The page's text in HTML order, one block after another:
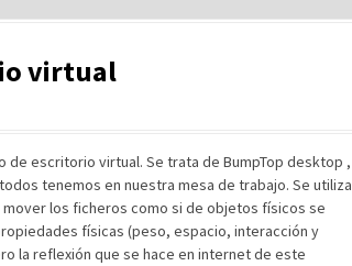
virtual
escritorio virtual. Se trata de BumpTop desktop ,
tenemos en nuestra mesa de trabajo. Se utiliza
los ficheros como si de objetos físicos se
físicas (peso, espacio, interacción y
la reflexión que se hace en internet de este